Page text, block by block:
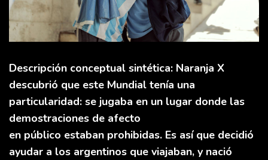
Descripción conceptual sintética: Naranja X
descubrió que este Mundial tenía una
particularidad: se jugaba en un lugar donde las
demostraciones de afecto
en público estaban prohibidas. Es así que decidió
ayudar a los argentinos que viajaban, y nació